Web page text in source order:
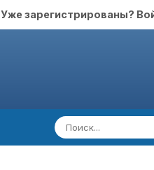
Уже зарегистрированы?